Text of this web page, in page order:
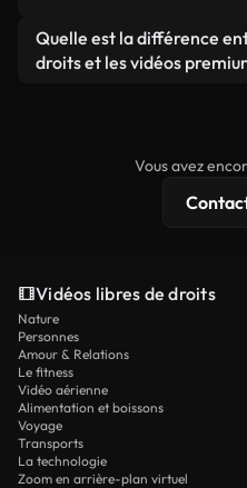
que produit autonome.
filigrane. Vous obtenez
prêtes à l'emploi.
Oui. Vous pouvez
remixer nos vidéos.
Quelle est la différence
droits et les vidéos
résolution 4K et des
Vous avez
Vidéos libres de droits
Nature
Personnes
Amour & Relations
Le fitness
Vidéo aérienne
Alimentation et boissons
Voyage
Transports
La technologie
Zoom en arrière-plan virtuel